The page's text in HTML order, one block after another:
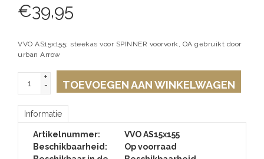
€39,95
VVO AS15x155; steekas voor SPINNER voorvork, OA gebruikt door
urban Arrow
+
-
TOEVOEGEN AAN WINKELWAGEN
Informatie
Artikelnummer:
VVO AS15x155
Beschikbaarheid:
Op voorraad